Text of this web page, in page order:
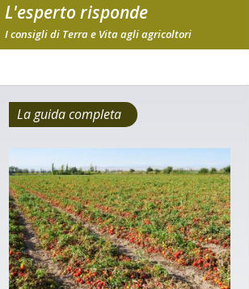
L'esperto risponde
I consigli di Terra e Vita agli agricoltori
La guida completa